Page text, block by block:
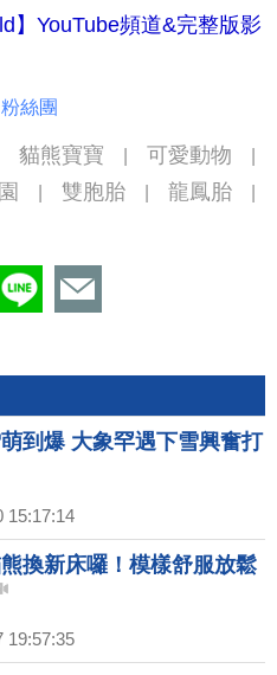
】YouTube頻道&完整版影
絲團
貓熊寶寶 可愛動物
雙胞胎 龍鳳胎
到爆 大象罕遇下雪興奮打
15:17:14
換新床囉！模樣舒服放鬆
19:57:35